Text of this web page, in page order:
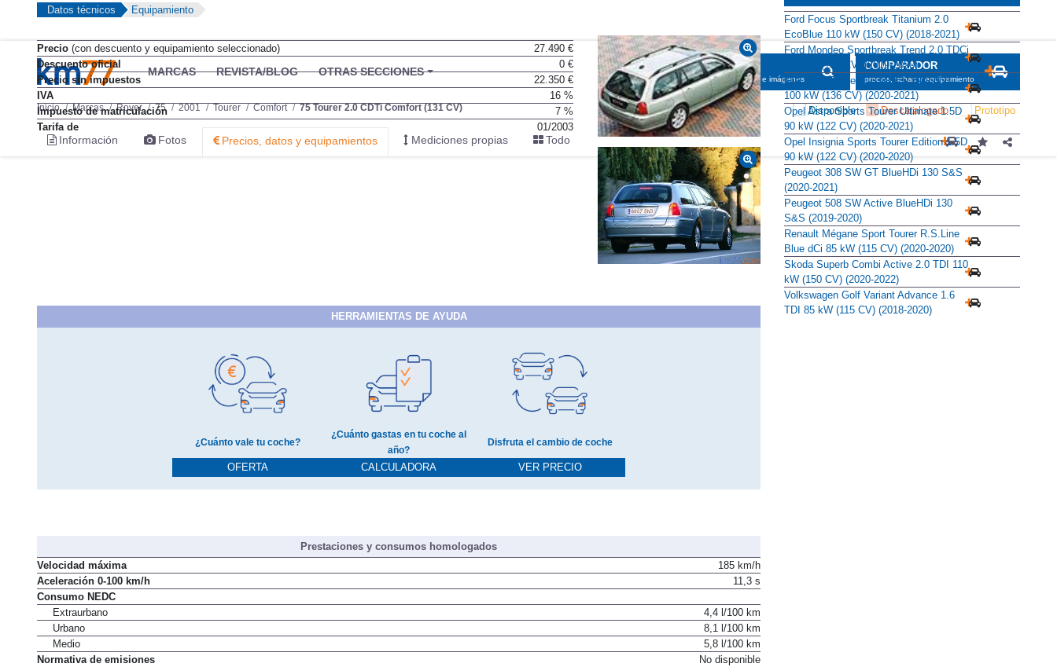
MARCAS REVISTA/BLOG OTRAS SECCIONES BUSCADOR
informaciones, fichas e imágenes
COMPARADOR
precios, fichas y equipamiento
Inicio Marcas Rover 75 2001 Tourer Comfort 75 Tourer 2.0 CDTi Comfort (131 CV) Disponible Descatalogado Prototipo
Información Fotos Precios, datos y equipamientos Mediciones propias Todo
Datos técnicos Equipamiento
Precio (con descuento y equipamiento seleccionado)
27.490 €
Descuento oficial
0 €
Precio sin impuestos
22.350 €
IVA
16 %
Impuesto de matriculación
7 %
Tarifa de
01/2003
HERRAMIENTAS DE AYUDA
¿Cuánto vale tu coche?
OFERTA
¿Cuánto gastas en tu coche al
año?
CALCULADORA
Disfruta el cambio de coche
VER PRECIO
Prestaciones y consumos homologados
Velocidad máxima
185 km/h
Aceleración 0-100 km/h
11,3 s
Consumo NEDC
Extraurbano
4,4 l/100 km
Urbano
8,1 l/100 km
Medio
5,8 l/100 km
Normativa de emisiones
No disponible
Ford Focus Sportbreak Titanium 2.0
EcoBlue 110 kW (150 CV) (2018-2021)
Ford Mondeo Sportbreak Trend 2.0 TDCi
110 kW (150 CV) (2019-2020)
KIA Ceed Tourer 1.6 MHEV Emotion
100 kW (136 CV) (2020-2021)
Opel Astra Sports Tourer Ultimate 1.5D
90 kW (122 CV) (2020-2021)
Opel Insignia Sports Tourer Edition 1.5D
90 kW (122 CV) (2020-2020)
Peugeot 308 SW GT BlueHDi 130 S&S
(2020-2021)
Peugeot 508 SW Active BlueHDi 130
S&S (2019-2020)
Renault Mégane Sport Tourer R.S.Line
Blue dCi 85 kW (115 CV) (2020-2020)
Skoda Superb Combi Active 2.0 TDI 110
kW (150 CV) (2020-2022)
Volkswagen Golf Variant Advance 1.6
TDI 85 kW (115 CV) (2018-2020)